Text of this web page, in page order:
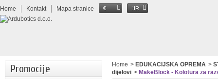
Home Kontakt Mapa stranice € HR
Promocije Home > EDUKACIJSKA OPREMA >
dijelovi > MakeBlock - Kolotura za